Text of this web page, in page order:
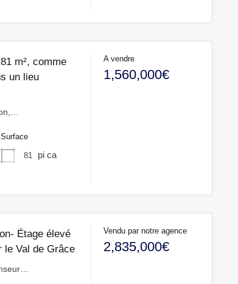
m², comme
un lieu
Surface
81 pi ca
A vendre
1,560,000€
Étage élevé
le Val de Grâce
Vendu par notre agence
2,835,000€